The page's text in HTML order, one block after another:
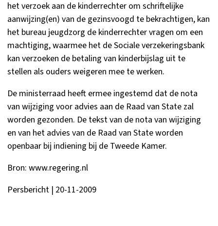
het verzoek aan de kinderrechter om schriftelijke
aanwijzing(en) van de gezinsvoogd te bekrachtigen, kan
het bureau jeugdzorg de kinderrechter vragen om een
machtiging, waarmee het de Sociale verzekeringsbank
kan verzoeken de betaling van kinderbijslag uit te
stellen als ouders weigeren mee te werken.
De ministerraad heeft ermee ingestemd dat de nota
van wijziging voor advies aan de Raad van State zal
worden gezonden. De tekst van de nota van wijziging
en van het advies van de Raad van State worden
openbaar bij indiening bij de Tweede Kamer.
Bron: www.regering.nl
Persbericht | 20-11-2009